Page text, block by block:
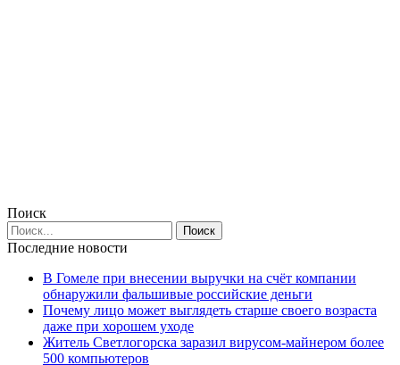
Поиск
Последние новости
В Гомеле при внесении выручки на счёт компании
обнаружили фальшивые российские деньги
Почему лицо может выглядеть старше своего возраста
даже при хорошем уходе
Житель Светлогорска заразил вирусом-майнером более
500 компьютеров